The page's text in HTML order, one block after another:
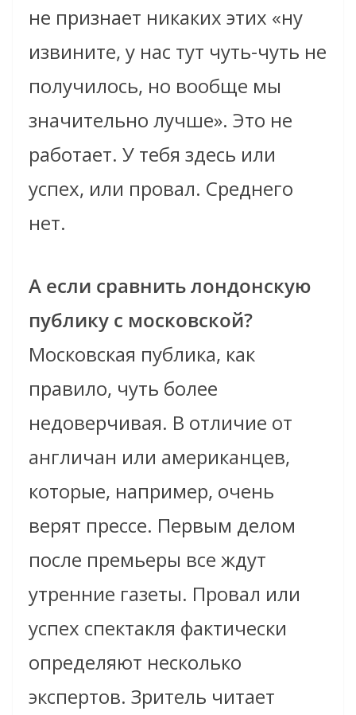
не признает никаких этих «ну
извините, у нас тут чуть-чуть не
получилось, но вообще мы
значительно лучше». Это не
работает. У тебя здесь или
успех, или провал. Среднего
нет.
А если сравнить лондонскую
публику с московской?
Московская публика, как
правило, чуть более
недоверчивая. В отличие от
англичан или американцев,
которые, например, очень
верят прессе. Первым делом
после премьеры все ждут
утренние газеты. Провал или
успех спектакля фактически
определяют несколько
экспертов. Зритель читает